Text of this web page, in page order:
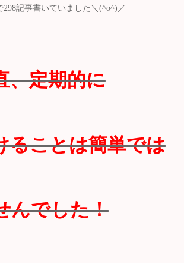
298記事書いていました＼(^o^)／
、定期的に
ることは簡単では
んでした！